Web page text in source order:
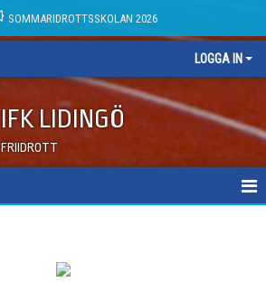
SOMMARIDROTTSSKOLAN 2026
LOGGA IN
IFK LIDINGÖ
FRIIDROTT